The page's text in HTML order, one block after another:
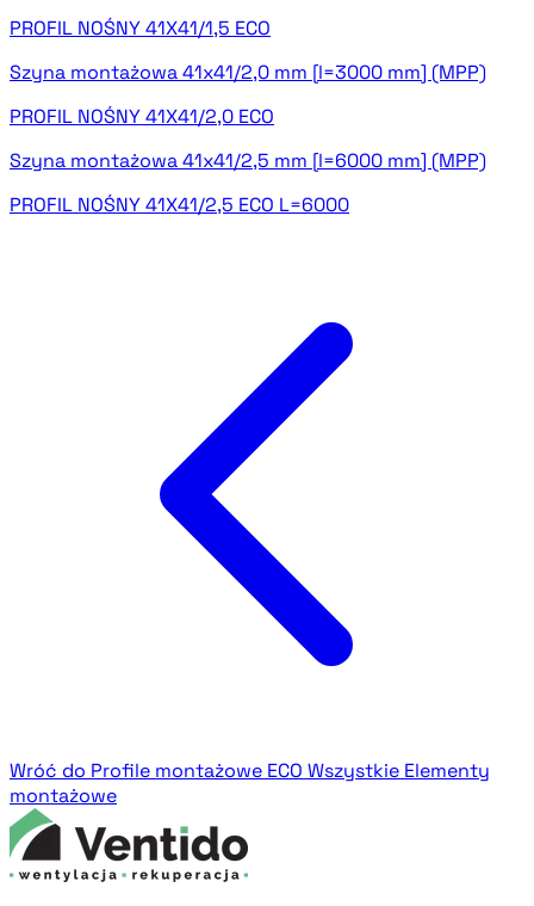
PROFIL NOŚNY 41X41/1,5 ECO
Szyna montażowa 41x41/2,0 mm [l=3000 mm] (MPP)
PROFIL NOŚNY 41X41/2,0 ECO
Szyna montażowa 41x41/2,5 mm [l=6000 mm] (MPP)
PROFIL NOŚNY 41X41/2,5 ECO L=6000
Wróć do Profile montażowe ECO Wszystkie Elementy
montażowe